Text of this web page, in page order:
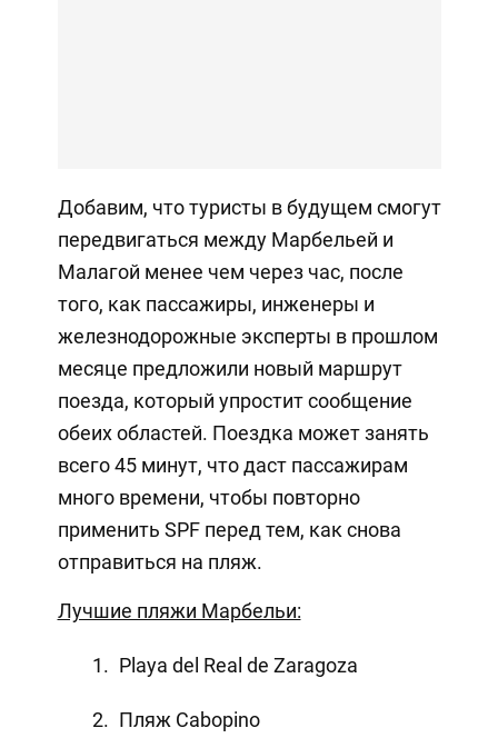
Добавим, что туристы в будущем смогут
передвигаться между Марбельей и
Малагой менее чем через час, после
того, как пассажиры, инженеры и
железнодорожные эксперты в прошлом
месяце предложили новый маршрут
поезда, который упростит сообщение
обеих областей. Поездка может занять
всего 45 минут, что даст пассажирам
много времени, чтобы повторно
применить SPF перед тем, как снова
отправиться на пляж.
Лучшие пляжи Марбельи:
Playa del Real de Zaragoza
Пляж Cabopino